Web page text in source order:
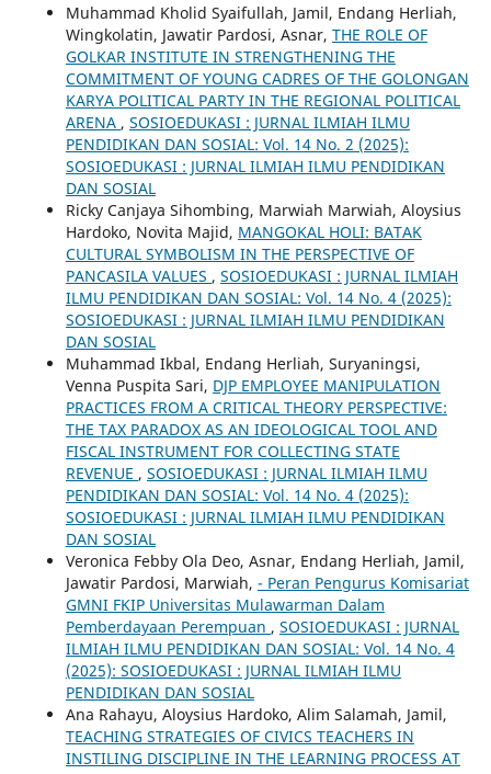
Muhammad Kholid Syaifullah, Jamil, Endang Herliah,
Wingkolatin, Jawatir Pardosi, Asnar, THE ROLE OF
GOLKAR INSTITUTE IN STRENGTHENING THE
COMMITMENT OF YOUNG CADRES OF THE GOLONGAN
KARYA POLITICAL PARTY IN THE REGIONAL POLITICAL
ARENA , SOSIOEDUKASI : JURNAL ILMIAH ILMU
PENDIDIKAN DAN SOSIAL: Vol. 14 No. 2 (2025):
SOSIOEDUKASI : JURNAL ILMIAH ILMU PENDIDIKAN
DAN SOSIAL
Ricky Canjaya Sihombing, Marwiah Marwiah, Aloysius
Hardoko, Novita Majid, MANGOKAL HOLI: BATAK
CULTURAL SYMBOLISM IN THE PERSPECTIVE OF
PANCASILA VALUES , SOSIOEDUKASI : JURNAL ILMIAH
ILMU PENDIDIKAN DAN SOSIAL: Vol. 14 No. 4 (2025):
SOSIOEDUKASI : JURNAL ILMIAH ILMU PENDIDIKAN
DAN SOSIAL
Muhammad Ikbal, Endang Herliah, Suryaningsi,
Venna Puspita Sari, DJP EMPLOYEE MANIPULATION
PRACTICES FROM A CRITICAL THEORY PERSPECTIVE:
THE TAX PARADOX AS AN IDEOLOGICAL TOOL AND
FISCAL INSTRUMENT FOR COLLECTING STATE
REVENUE , SOSIOEDUKASI : JURNAL ILMIAH ILMU
PENDIDIKAN DAN SOSIAL: Vol. 14 No. 4 (2025):
SOSIOEDUKASI : JURNAL ILMIAH ILMU PENDIDIKAN
DAN SOSIAL
Veronica Febby Ola Deo, Asnar, Endang Herliah, Jamil,
Jawatir Pardosi, Marwiah, - Peran Pengurus Komisariat
GMNI FKIP Universitas Mulawarman Dalam
Pemberdayaan Perempuan , SOSIOEDUKASI : JURNAL
ILMIAH ILMU PENDIDIKAN DAN SOSIAL: Vol. 14 No. 4
(2025): SOSIOEDUKASI : JURNAL ILMIAH ILMU
PENDIDIKAN DAN SOSIAL
Ana Rahayu, Aloysius Hardoko, Alim Salamah, Jamil,
TEACHING STRATEGIES OF CIVICS TEACHERS IN
INSTILING DISCIPLINE IN THE LEARNING PROCESS AT